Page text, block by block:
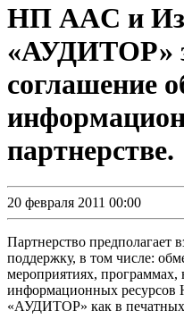
НП АAС и
«АУДИТОР»
соглашение
партнерстве.
20 февраля 2011 00:00
Партнерство
поддержку, в том числе:
мероприятиях, программах,
информационных
«АУДИТОР» как в печатных